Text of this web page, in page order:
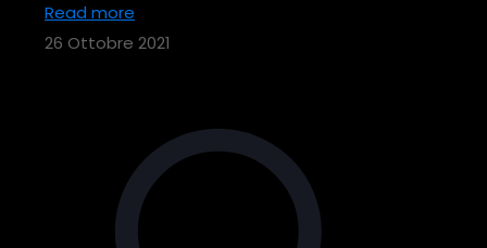
Read more
26 Ottobre 2021